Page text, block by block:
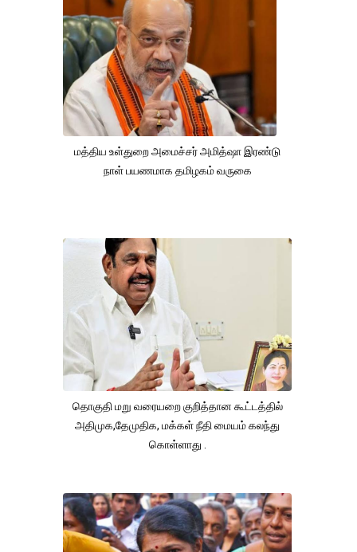
மத்திய உள்துறை அமைச்சர் அமித்ஷா இரண்டு
நாள் பயணமாக தமிழகம் வருகை
தொகுதி மறு வரையறை குறித்தான கூட்டத்தில்
அதிமுக,தேமுதிக, மக்கள் நீதி மையம் கலந்து
கொள்ளாது .